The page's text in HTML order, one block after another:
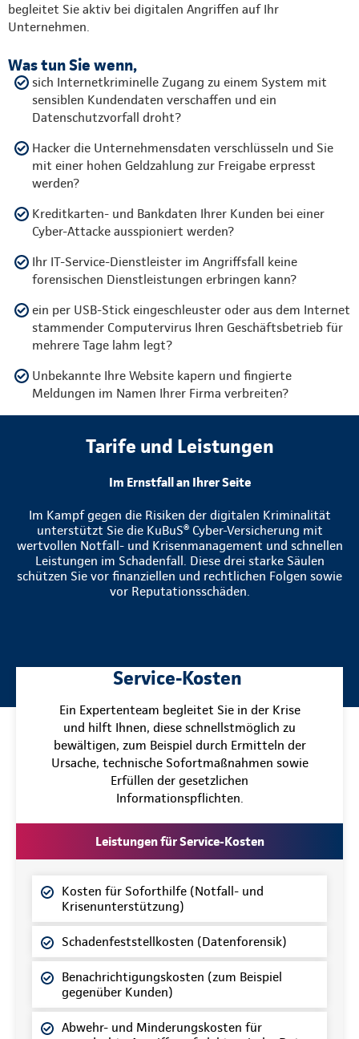
begleitet Sie aktiv bei digitalen Angriffen auf Ihr
Unternehmen.
Was tun Sie wenn,
sich Internetkriminelle Zugang zu einem System mit
sensiblen Kundendaten verschaffen und ein
Datenschutzvorfall droht?
Hacker die Unternehmensdaten verschlüsseln und Sie
mit einer hohen Geldzahlung zur Freigabe erpresst
werden?
Kreditkarten- und Bankdaten Ihrer Kunden bei einer
Cyber-Attacke ausspioniert werden?
Ihr IT-Service-Dienstleister im Angriffsfall keine
forensischen Dienstleistungen erbringen kann?
ein per USB-Stick eingeschleuster oder aus dem Internet
stammender Computervirus Ihren Geschäftsbetrieb für
mehrere Tage lahm legt?
Unbekannte Ihre Website kapern und fingierte
Meldungen im Namen Ihrer Firma verbreiten?
Tarife und Leistungen
Im Ernstfall an Ihrer Seite
Im Kampf gegen die Risiken der digitalen Kriminalität
unterstützt Sie die KuBuS® Cyber-Versicherung mit
wertvollen Notfall- und Krisenmanagement und schnellen
Leistungen im Schadenfall. Diese drei starke Säulen
schützen Sie vor finanziellen und rechtlichen Folgen sowie
vor Reputationsschäden.
Service-Kosten
Ein Expertenteam begleitet Sie in der Krise
und hilft Ihnen, diese schnellstmöglich zu
bewältigen, zum Beispiel durch Ermitteln der
Ursache, technische Sofortmaßnahmen sowie
Erfüllen der gesetzlichen
Informationspflichten.
Leistungen für Service-Kosten
Kosten für Soforthilfe (Notfall- und
Krisenunterstützung)
Schadenfeststellkosten (Datenforensik)
Benachrichtigungskosten (zum Beispiel
gegenüber Kunden)
Abwehr- und Minderungskosten für